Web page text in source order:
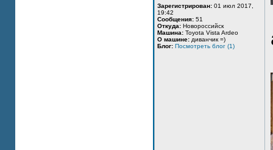
Зарегистрирован: 01 июл 2017,
19:42
Сообщения: 51
Откуда: Новороссийск
Машина: Toyota Vista Ardeo
О машине: диванчик =)
Блог: Посмотреть блог (1)